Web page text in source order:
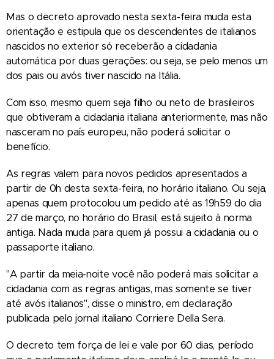
Mas o decreto aprovado nesta sexta-feira muda esta
orientação e estipula que os descendentes de italianos
nascidos no exterior só receberão a cidadania
automática por duas gerações: ou seja, se pelo menos um
dos pais ou avós tiver nascido na Itália.
Com isso, mesmo quem seja filho ou neto de brasileiros
que obtiveram a cidadania italiana anteriormente, mas não
nasceram no país europeu, não poderá solicitar o
benefício.
As regras valem para novos pedidos apresentados a
partir de 0h desta sexta-feira, no horário italiano. Ou seja,
apenas quem protocolou um pedido até as 19h59 do dia
27 de março, no horário do Brasil, está sujeito à norma
antiga. Nada muda para quem já possui a cidadania ou o
passaporte italiano.
"A partir da meia-noite você não poderá mais solicitar a
cidadania com as regras antigas, mas somente se tiver
até avós italianos", disse o ministro, em declaração
publicada pelo jornal italiano Corriere Della Sera.
O decreto tem força de lei e vale por 60 dias, período